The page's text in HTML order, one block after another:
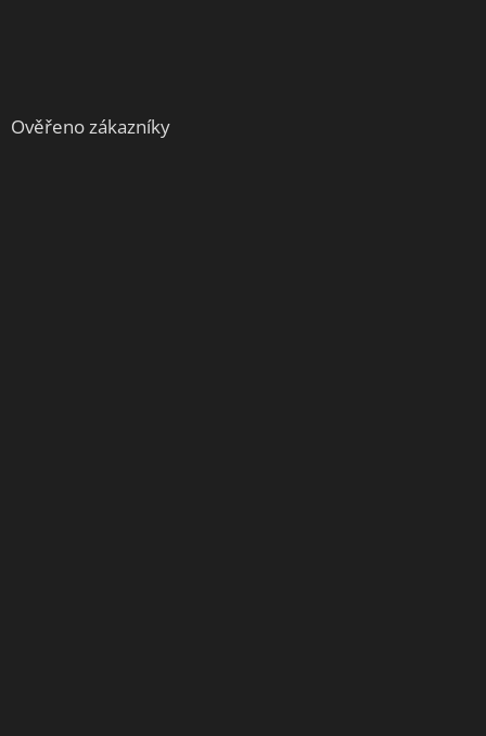
Ověřeno zákazníky